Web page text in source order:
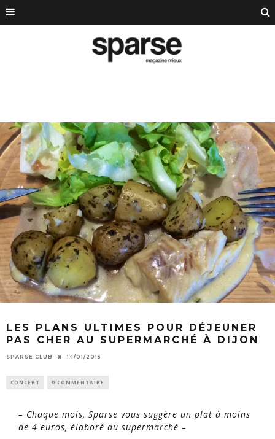
LES PLANS ULTIMES POUR DÉJEUNER
PAS CHER AU SUPERMARCHÉ À DIJON
SPARSE CLUB 14/01/2015
CONCERT 0 COMMENTAIRE
– Chaque mois, Sparse vous suggère un plat à moins
de 4 euros, élaboré au supermarché –